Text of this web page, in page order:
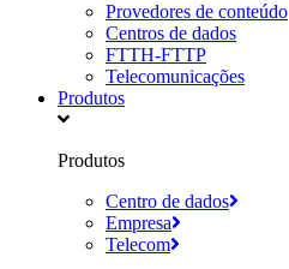
Provedores de conteúdo
Centros de dados
FTTH-FTTP
Telecomunicações
Produtos
Produtos
Centro de dados
Empresa
Telecom